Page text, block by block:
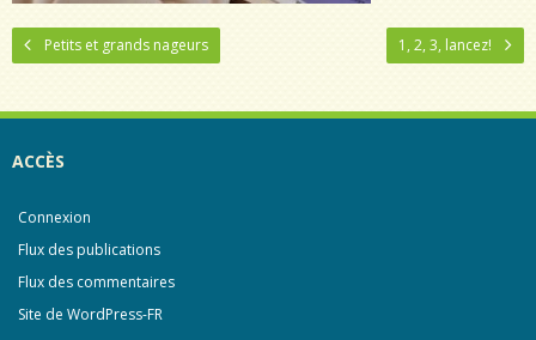
Petits et grands nageurs 1, 2, 3, lancez!
ACCÈS
Connexion
Flux des publications
Flux des commentaires
Site de WordPress-FR